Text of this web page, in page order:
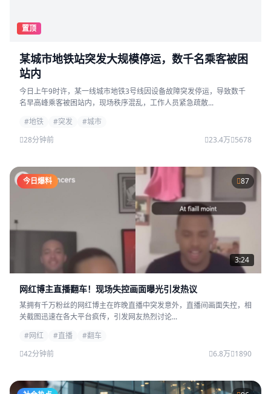
置顶
某城市地铁站突发大规模停运，数千名乘客被困
站内
今日上午9时许，某一线城市地铁3号线因设备故障突发停运，导致数千
名早高峰乘客被困站内，现场秩序混乱，工作人员紧急疏散...
#地铁
#突发
#城市
28分钟前
23.4万 5678
今日爆料 87
3:24
网红博主直播翻车！现场失控画面曝光引发热议
某拥有千万粉丝的网红博主在昨晚直播中突发意外，直播间画面失控，相
关截图迅速在各大平台疯传，引发网友热烈讨论...
#网红
#直播
#翻车
42分钟前
6.8万 1890